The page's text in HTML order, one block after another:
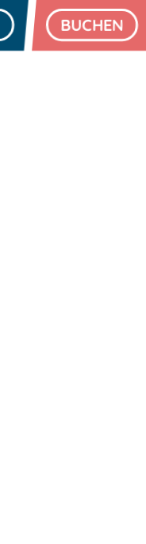
BUCHEN